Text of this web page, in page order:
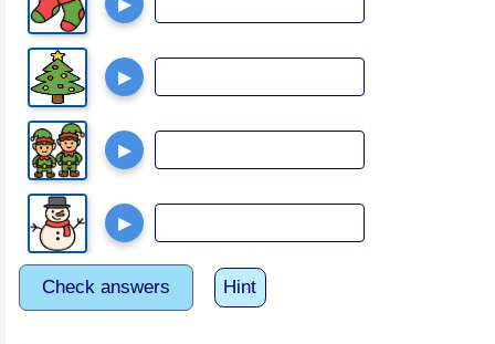
▶
▶
▶
▶
Check answers Hint